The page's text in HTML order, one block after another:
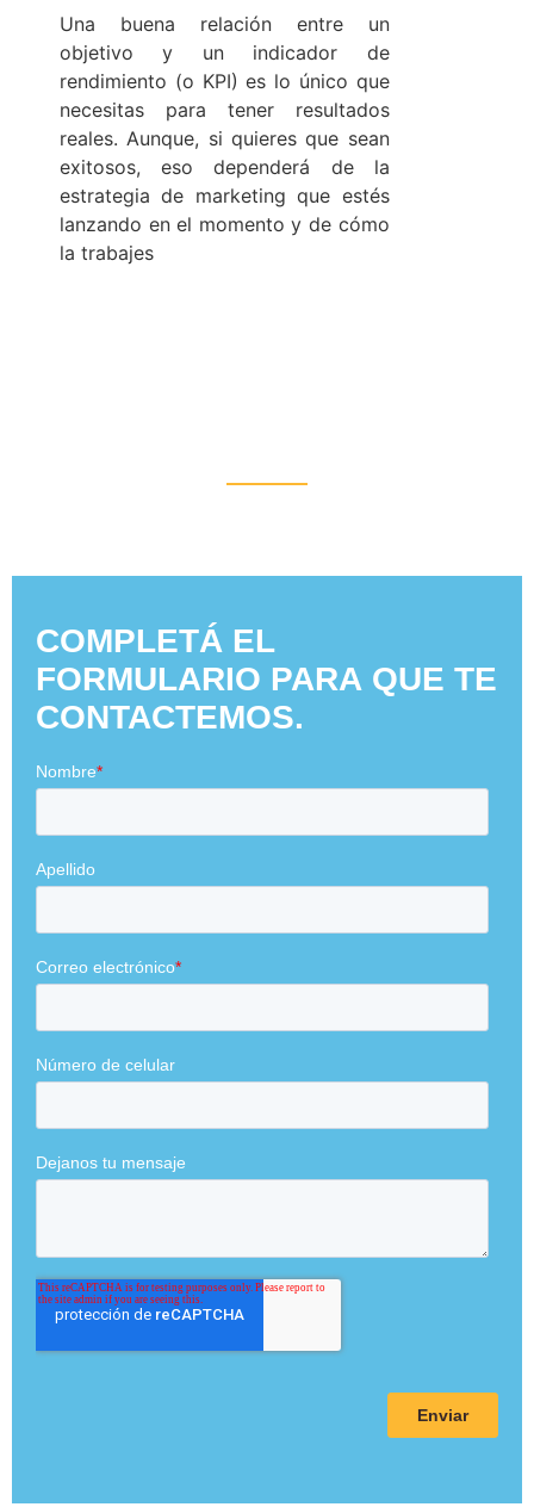
Una buena relación entre un
objetivo y un indicador de
rendimiento (o KPI) es lo único que
necesitas para tener resultados
reales. Aunque, si quieres que sean
exitosos, eso dependerá de la
estrategia de marketing que estés
lanzando en el momento y de cómo
la trabajes